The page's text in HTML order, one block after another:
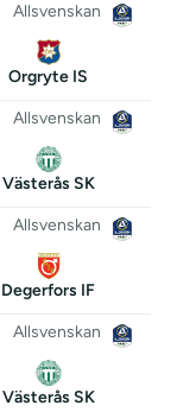
Allsvenskan
Orgryte IS
Allsvenskan
Västerås SK
Allsvenskan
Degerfors IF
Allsvenskan
Västerås SK